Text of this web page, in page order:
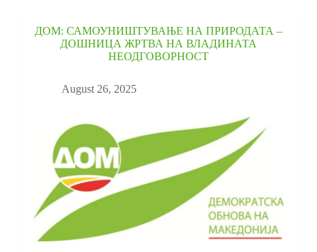
ДОМ: САМОУНИШТУВАЊЕ НА ПРИРОДАТА –
ДОШНИЦА ЖРТВА НА ВЛАДИНАТА
НЕОДГОВОРНОСТ
August 26, 2025